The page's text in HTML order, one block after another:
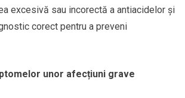
excesivă sau incorectă a antiacidelor și
corect pentru a preveni
unor afecțiuni grave